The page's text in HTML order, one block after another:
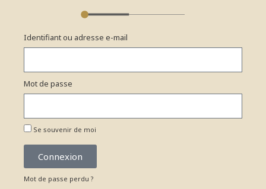
Identifiant ou adresse e-mail
Mot de passe
Se souvenir de moi
Connexion
Mot de passe perdu ?